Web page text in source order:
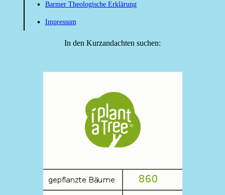
Barmer Theologische Erklärung
Impressum
In den Kurzandachten suchen: